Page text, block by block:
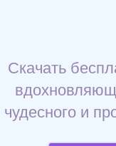
Скачать
чудесного и